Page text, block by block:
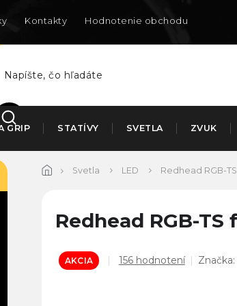
Kontakty Hodnotenie obchodu
HĽADAŤ
GRIP STATÍVY SVETLA ZVUK
Svetla LED Redhead RGB-
Redhead RGB-
AKCIA
Priemerné
156 hodnotení Značka: